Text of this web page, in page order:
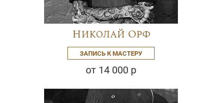
Николай Орф
ЗАПИСЬ К МАСТЕРУ
от 14 000 р